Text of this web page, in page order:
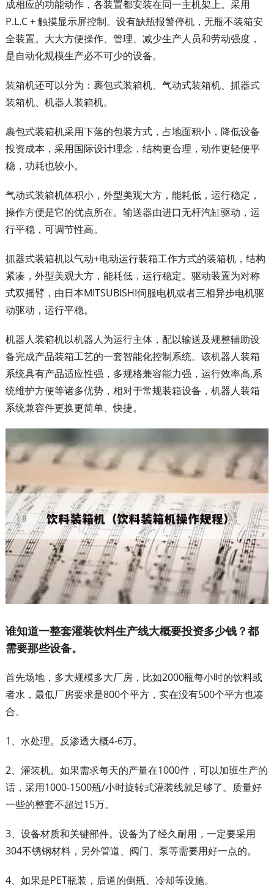
成相应的功能动作，各装置都安装在同一主机架上。采用
P.L.C + 触摸显示屏控制。设有缺瓶报警停机，无瓶不装箱安
全装置。大大方便操作、管理、减少生产人员和劳动强度，
是自动化规模生产必不可少的设备。
装箱机还可以分为：裹包式装箱机、气动式装箱机、抓器式
装箱机、机器人装箱机。
裹包式装箱机采用下落的包装方式，占地面积小，降低设备
投资成本，采用国际设计理念，结构更合理，动作更轻便平
稳，功耗也较小。
气动式装箱机体积小，外型美观大方，能耗低，运行稳定，
操作方便是它的优点所在。输送器由进口无杆汽缸驱动，运
行平稳，可调节性高。
抓器式装箱机以气动+电动运行装箱工作方式的装箱机，结构
紧凑，外型美观大方，能耗低，运行稳定。驱动装置为对称
式双摇臂，由日本MITSUBISHI伺服电机或者三相异步电机驱
动驱动，运行平稳。
机器人装箱机以机器人为运行主体，配以输送及规整辅助设
备完成产品装箱工艺的一套智能化控制系统。该机器人装箱
系统具有产品适应性强，多规格兼容能力强，运行效率高,系
统维护方便等诸多优势，相对于常规装箱设备，机器人装箱
系统兼容件更换更简单、快捷。
谁知道一整套灌装饮料生产线大概要投资多少钱？都
需要那些设备。
首先场地，多大规模多大厂房，比如2000瓶每小时的饮料或
者水，最低厂房要求是800个平方，实在没有500个平方也凑
合。
1、水处理。反渗透大概4-6万。
2、灌装机。如果需求每天的产量在1000件，可以加班生产的
话，采用1000-1500瓶/小时旋转式灌装线就足够了。质量好
一些的整套不超过15万。
3、设备材质和关键部件。设备为了经久耐用，一定要采用
304不锈钢材料，另外管道、阀门、泵等需要用好一点的。
4、如果是PET瓶装，后道的倒瓶、冷却等设施。